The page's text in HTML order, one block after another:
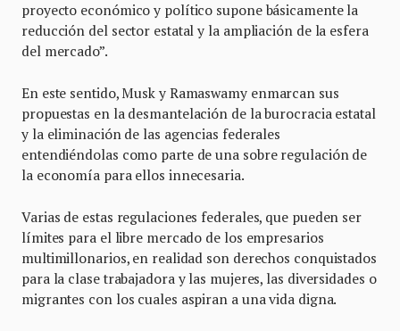
proyecto económico y político supone básicamente la
reducción del sector estatal y la ampliación de la esfera
del mercado”.
En este sentido, Musk y Ramaswamy enmarcan sus
propuestas en la desmantelación de la burocracia estatal
y la eliminación de las agencias federales
entendiéndolas como parte de una sobre regulación de
la economía para ellos innecesaria.
Varias de estas regulaciones federales, que pueden ser
límites para el libre mercado de los empresarios
multimillonarios, en realidad son derechos conquistados
para la clase trabajadora y las mujeres, las diversidades o
migrantes con los cuales aspiran a una vida digna.